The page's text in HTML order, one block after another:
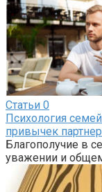
Статьи 0
Психология
привычек
Благополучие в
уважении и